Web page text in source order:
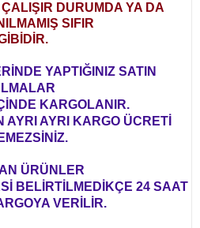
DURUMDA YA DA
SIFIR
YAPTIĞINIZ SATIN
KARGOLANIR.
AYRI AYRI KARGO ÜCRETİ
ÜRÜNLER
BELİRTİLMEDİKÇE 24 SAAT
VERİLİR.